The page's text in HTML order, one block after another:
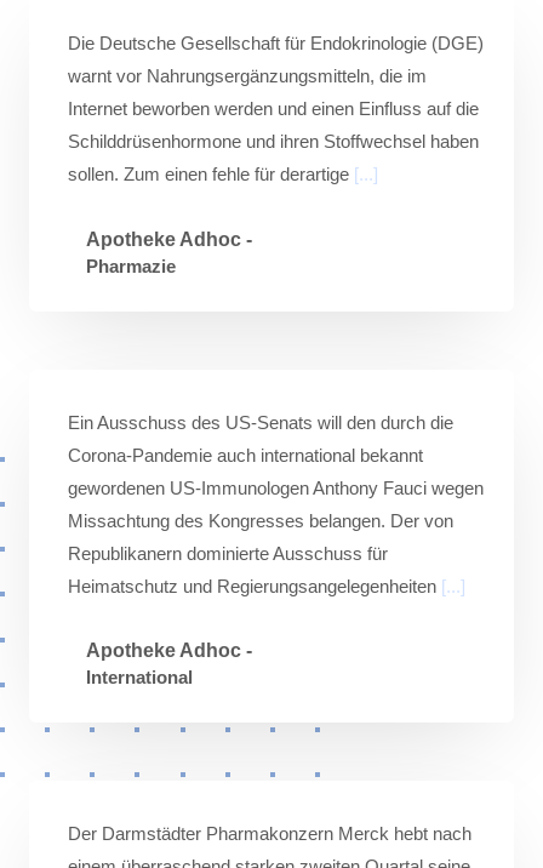
Die Deutsche Gesellschaft für Endokrinologie (DGE)
warnt vor Nahrungsergänzungsmitteln, die im
Internet beworben werden und einen Einfluss auf die
Schilddrüsenhormone und ihren Stoffwechsel haben
sollen. Zum einen fehle für derartige [...]
Apotheke Adhoc -
Pharmazie
Ein Ausschuss des US-Senats will den durch die
Corona-Pandemie auch international bekannt
gewordenen US-Immunologen Anthony Fauci wegen
Missachtung des Kongresses belangen. Der von
Republikanern dominierte Ausschuss für
Heimatschutz und Regierungsangelegenheiten [...]
Apotheke Adhoc -
International
Der Darmstädter Pharmakonzern Merck hebt nach